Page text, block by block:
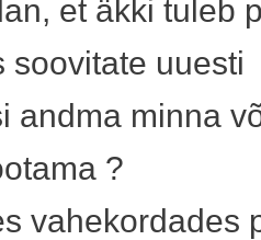
et äkki tuleb
soovitate uuesti
andma minna
?
vahekordades